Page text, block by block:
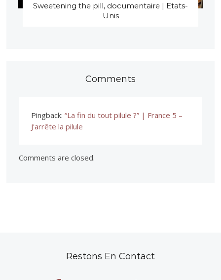
Sweetening the pill, documentaire | Etats-
Unis
Comments
Pingback:“La fin du tout pilule ?” | France 5 –
J'arrête la pilule
Comments are closed.
Restons En Contact